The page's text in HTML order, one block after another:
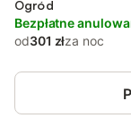
Ogród
Bezpłatne
od301 złza noc